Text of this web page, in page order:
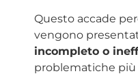
Questo accade
vengono
incompleto o
problematiche